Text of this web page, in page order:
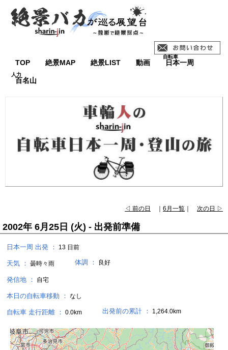
TOP 絶景MAP 絶景LIST 動画 日本一周
百名山
◁ 前の日 6月一覧 次の日 ▷
2002年 6月25日 (火) - 出発前準備
日本一周 出発 ： 13 日前
天気 ： 曇時々雨 体調 ： 良好
発信地 ： 自宅
本日の自転車移動 ： なし
自転車 走行距離 ： 0.0km 出発前の累計 ： 1,264.0km